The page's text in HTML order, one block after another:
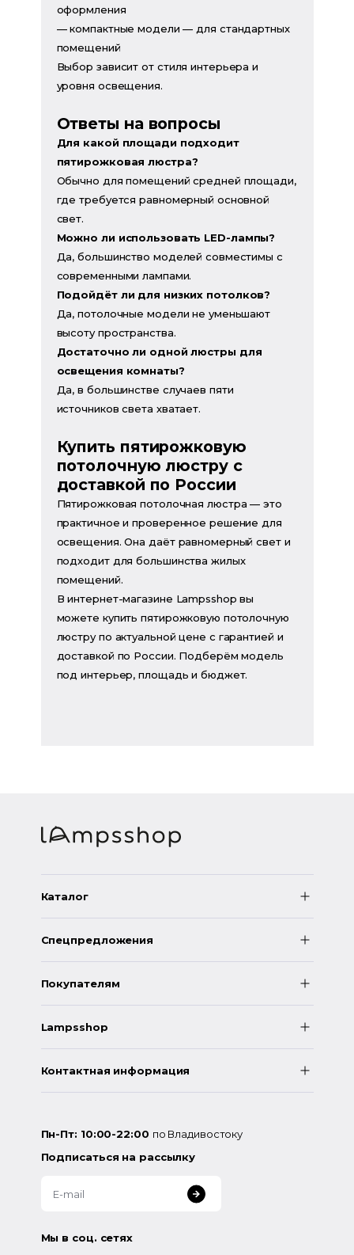
оформления
— компактные модели — для стандартных
помещений
Выбор зависит от стиля интерьера и
уровня освещения.
Ответы на вопросы
Для какой площади подходит
пятирожковая люстра?
Обычно для помещений средней площади,
где требуется равномерный основной
свет.
Можно ли использовать LED-лампы?
Да, большинство моделей совместимы с
современными лампами.
Подойдёт ли для низких потолков?
Да, потолочные модели не уменьшают
высоту пространства.
Достаточно ли одной люстры для
освещения комнаты?
Да, в большинстве случаев пяти
источников света хватает.
Купить пятирожковую
потолочную люстру с
доставкой по России
Пятирожковая потолочная люстра — это
практичное и проверенное решение для
освещения. Она даёт равномерный свет и
подходит для большинства жилых
помещений.
В интернет-магазине Lampsshop вы
можете купить пятирожковую потолочную
люстру по актуальной цене с гарантией и
доставкой по России. Подберём модель
под интерьер, площадь и бюджет.
Каталог
Спецпредложения
Покупателям
Lampsshop
Контактная информация
Пн-Пт: 10:00-22:00 по Владивостоку
Подписаться на рассылку
Мы в соц. сетях